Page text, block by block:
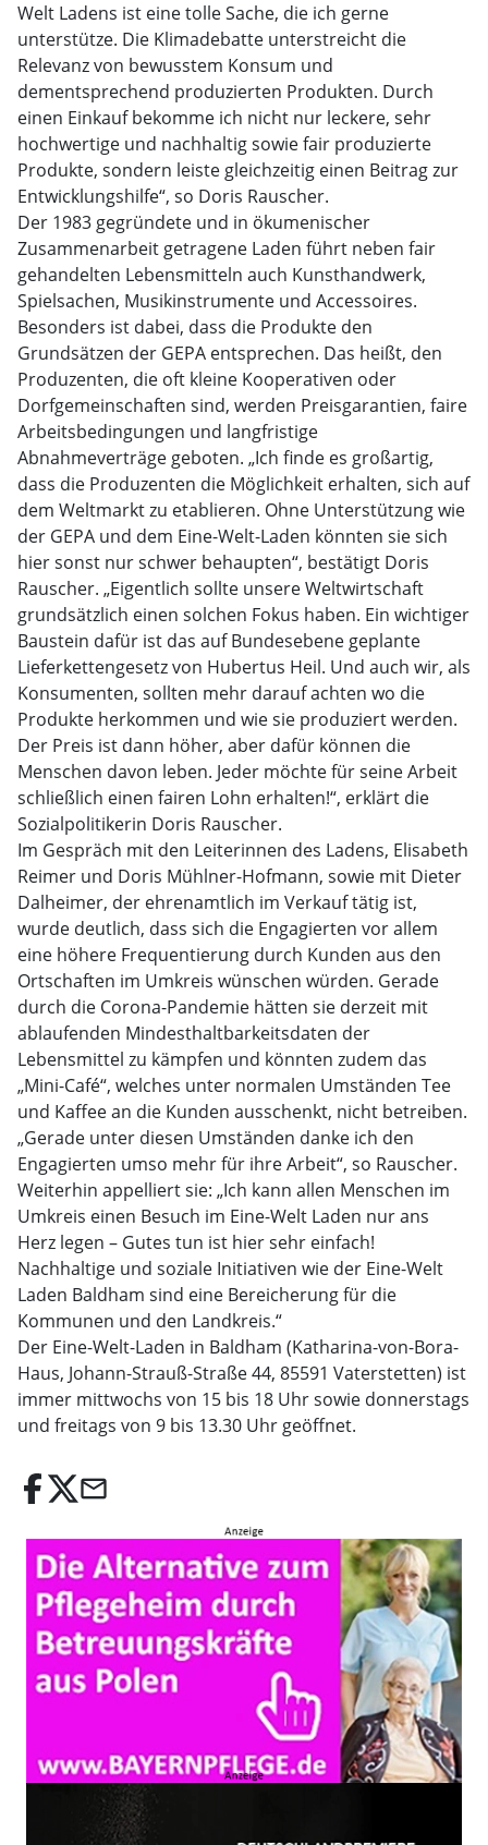
Welt Ladens ist eine tolle Sache, die ich gerne
unterstütze. Die Klimadebatte unterstreicht die
Relevanz von bewusstem Konsum und
dementsprechend produzierten Produkten. Durch
einen Einkauf bekomme ich nicht nur leckere, sehr
hochwertige und nachhaltig sowie fair produzierte
Produkte, sondern leiste gleichzeitig einen Beitrag zur
Entwicklungshilfe“, so Doris Rauscher.
Der 1983 gegründete und in ökumenischer
Zusammenarbeit getragene Laden führt neben fair
gehandelten Lebensmitteln auch Kunsthandwerk,
Spielsachen, Musikinstrumente und Accessoires.
Besonders ist dabei, dass die Produkte den
Grundsätzen der GEPA entsprechen. Das heißt, den
Produzenten, die oft kleine Kooperativen oder
Dorfgemeinschaften sind, werden Preisgarantien, faire
Arbeitsbedingungen und langfristige
Abnahmeverträge geboten. „Ich finde es großartig,
dass die Produzenten die Möglichkeit erhalten, sich auf
dem Weltmarkt zu etablieren. Ohne Unterstützung wie
der GEPA und dem Eine-Welt-Laden könnten sie sich
hier sonst nur schwer behaupten“, bestätigt Doris
Rauscher. „Eigentlich sollte unsere Weltwirtschaft
grundsätzlich einen solchen Fokus haben. Ein wichtiger
Baustein dafür ist das auf Bundesebene geplante
Lieferkettengesetz von Hubertus Heil. Und auch wir, als
Konsumenten, sollten mehr darauf achten wo die
Produkte herkommen und wie sie produziert werden.
Der Preis ist dann höher, aber dafür können die
Menschen davon leben. Jeder möchte für seine Arbeit
schließlich einen fairen Lohn erhalten!“, erklärt die
Sozialpolitikerin Doris Rauscher.
Im Gespräch mit den Leiterinnen des Ladens, Elisabeth
Reimer und Doris Mühlner-Hofmann, sowie mit Dieter
Dalheimer, der ehrenamtlich im Verkauf tätig ist,
wurde deutlich, dass sich die Engagierten vor allem
eine höhere Frequentierung durch Kunden aus den
Ortschaften im Umkreis wünschen würden. Gerade
durch die Corona-Pandemie hätten sie derzeit mit
ablaufenden Mindesthaltbarkeitsdaten der
Lebensmittel zu kämpfen und könnten zudem das
„Mini-Café“, welches unter normalen Umständen Tee
und Kaffee an die Kunden ausschenkt, nicht betreiben.
„Gerade unter diesen Umständen danke ich den
Engagierten umso mehr für ihre Arbeit“, so Rauscher.
Weiterhin appelliert sie: „Ich kann allen Menschen im
Umkreis einen Besuch im Eine-Welt Laden nur ans
Herz legen – Gutes tun ist hier sehr einfach!
Nachhaltige und soziale Initiativen wie der Eine-Welt
Laden Baldham sind eine Bereicherung für die
Kommunen und den Landkreis.“
Der Eine-Welt-Laden in Baldham (Katharina-von-Bora-
Haus, Johann-Strauß-Straße 44, 85591 Vaterstetten) ist
immer mittwochs von 15 bis 18 Uhr sowie donnerstags
und freitags von 9 bis 13.30 Uhr geöffnet.
email